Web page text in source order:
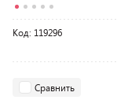
Код: 119296
Сравнить